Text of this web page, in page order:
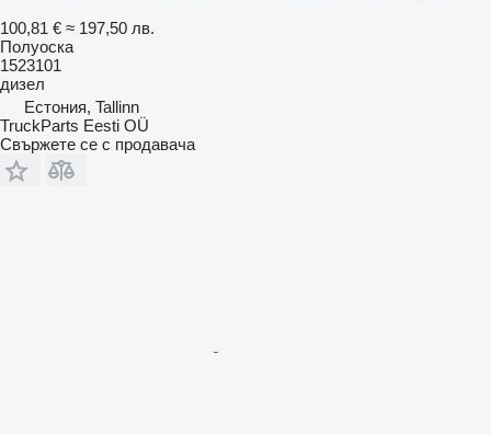
100,81 € ≈ 197,50 лв.
Полуоска
1523101
дизел
Естония, Tallinn
TruckParts Eesti OÜ
Свържете се с продавача